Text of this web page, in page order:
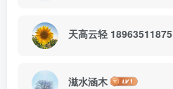
天高云轻 18963511875
滋水涵木